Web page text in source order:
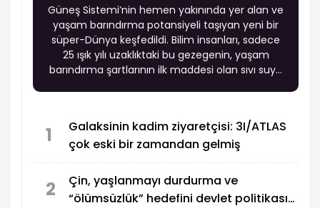
Güneş Sistemi’nin hemen yakınında yer alan ve
yaşam barındırma potansiyeli taşıyan yeni bir
süper-Dünya keşfedildi. Bilim insanları, sadece
25 ışık yılı uzaklıktaki bu gezegenin, yaşam
barındırma şartlarının ilk maddesi olan sıvı suya
1
Galaksinin kadim ziyaretçisi: 3I/ATLAS
çok eski bir zamandan gelmiş
2
Çin, yaşlanmayı durdurma ve
“ölümsüzlük” hedefini devlet politikası